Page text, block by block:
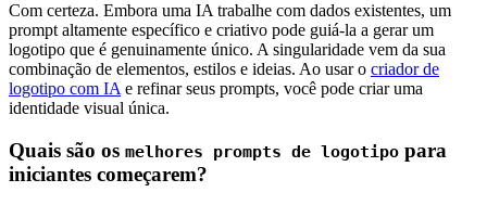
Com certeza. Embora uma IA trabalhe com dados existentes, um
prompt altamente específico e criativo pode guiá-la a gerar um
logotipo que é genuinamente único. A singularidade vem da sua
combinação de elementos, estilos e ideias. Ao usar o criador de
logotipo com IA e refinar seus prompts, você pode criar uma
identidade visual única.
Quais são os melhores prompts de logotipo para
iniciantes começarem?